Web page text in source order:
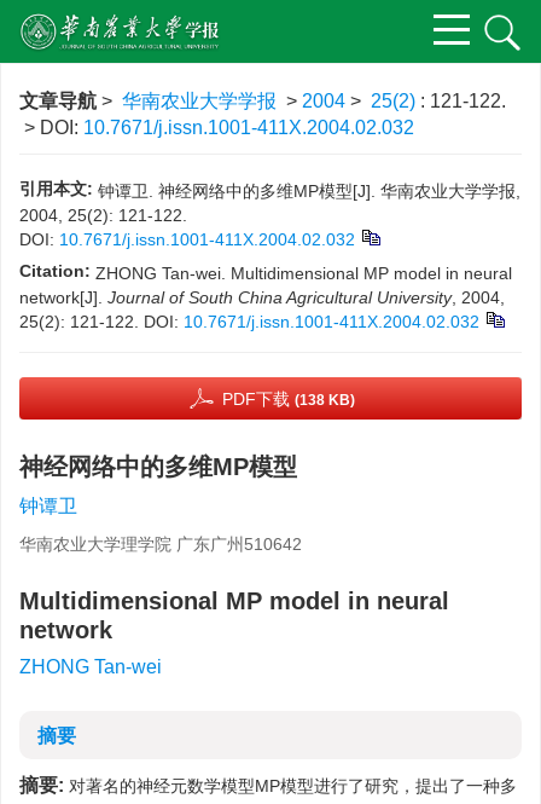
文章导航 > 华南农业大学学报 > 2004 > 25(2) : 121-122.
> DOI: 10.7671/j.issn.1001-411X.2004.02.032
引用本文: 钟谭卫. 神经网络中的多维MP模型[J]. 华南农业大学学报,
2004, 25(2): 121-122.
DOI: 10.7671/j.issn.1001-411X.2004.02.032
Citation: ZHONG Tan-wei. Multidimensional MP model in neural
network[J]. Journal of South China Agricultural University, 2004,
25(2): 121-122. DOI: 10.7671/j.issn.1001-411X.2004.02.032
PDF下载 (138 KB)
神经网络中的多维MP模型
钟谭卫
华南农业大学理学院 广东广州510642
Multidimensional MP model in neural
network
ZHONG Tan-wei
摘要
摘要: 对著名的神经元数学模型MP模型进行了研究，提出了一种多